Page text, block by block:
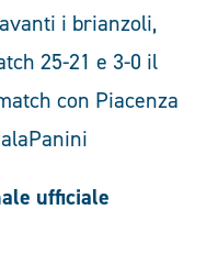
i brianzoli,
25-21 e 3-0 il
con Piacenza
ufficiale